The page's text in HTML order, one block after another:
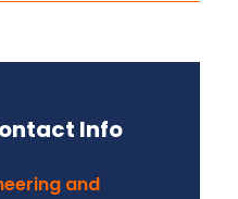
Info
and